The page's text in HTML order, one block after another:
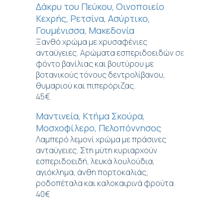
Δάκρυ του Πεύκου, Οινοποιείο
Κεχρής, Ρετσίνα, Ασύρτικο,
Γουμένισσα, Μακεδονία
Ξανθό χρώμα με χρυσαφένιες
ανταύγειες. Αρώματα εσπεριδοειδών σε
φόντο βανίλιας και βουτύρου με
βοτανικούς τόνους δεντρολίβανου,
θυμαριού και πιπερόριζας.
45€
Μαντινεία, Κτήμα Σκούρα,
Μοσχοφίλερο, Πελοπόννησος
Λαμπερό λεμονί χρώμα με πράσινες
ανταύγειες. Στη μύτη κυριαρχούν
εσπεριδοειδή, λευκά λουλούδια,
αγιόκλημα, άνθη πορτοκαλιάς,
ροδοπέταλα και καλοκαιρινά φρούτα.
40€